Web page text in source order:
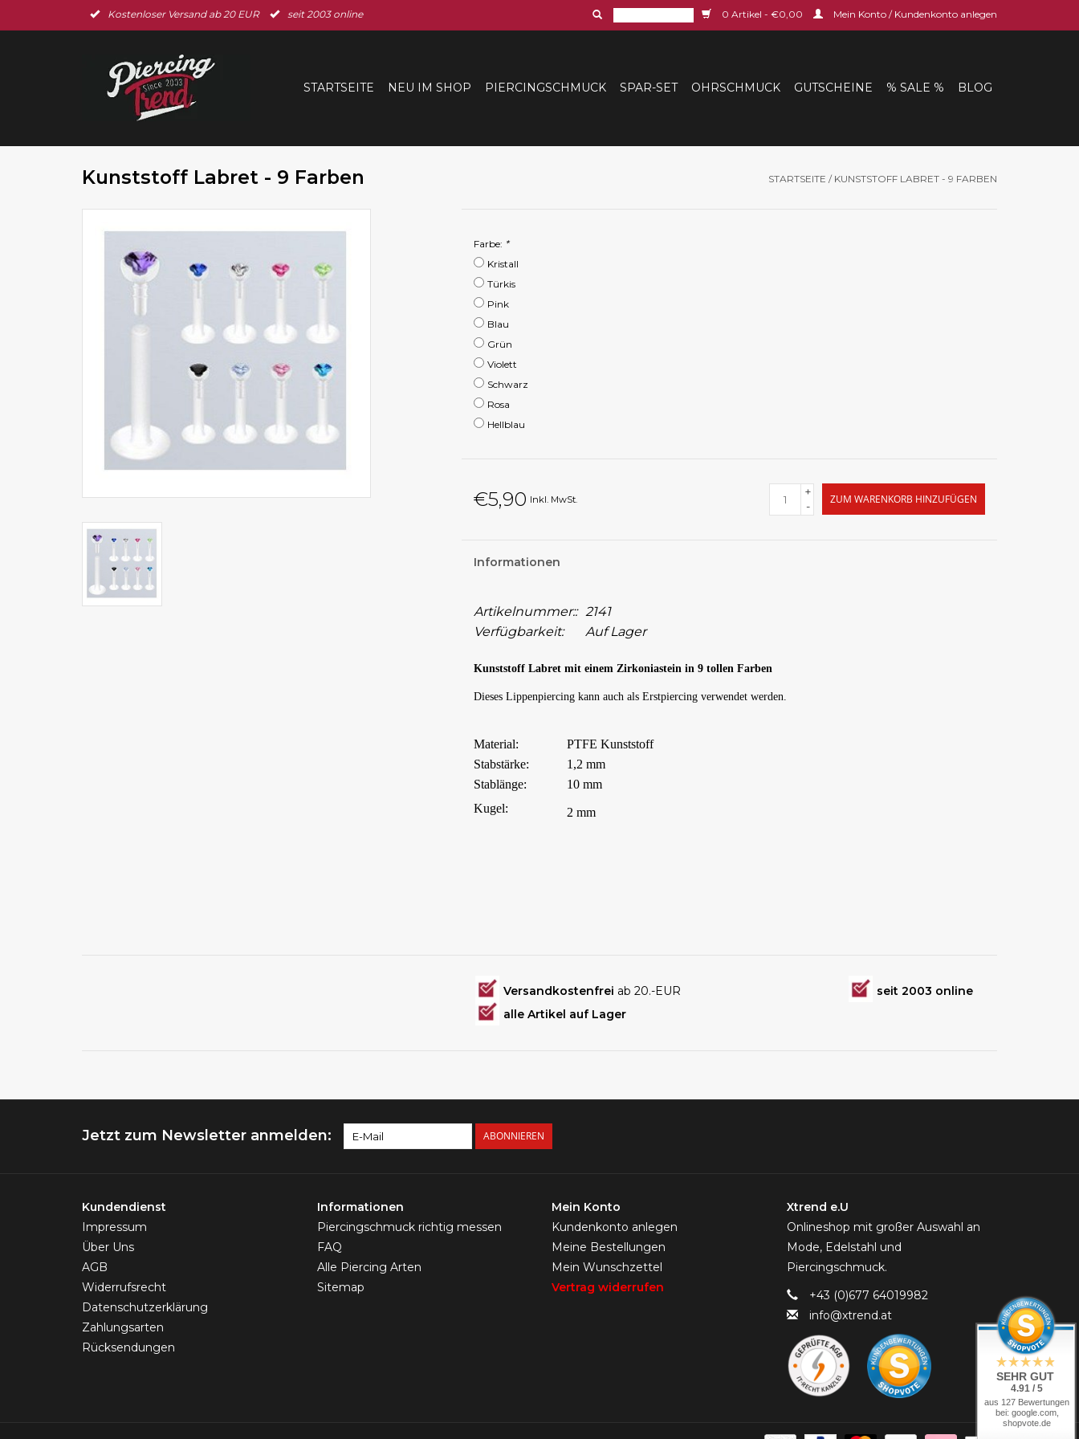
Kostenloser Versand ab 20 EUR seit 2003 online 0 Artikel - €0,00 Mein Konto / Kundenkonto anlegen
STARTSEITE NEU IM SHOP PIERCINGSCHMUCK SPAR-SET OHRSCHMUCK GUTSCHEINE % SALE % BLOG
Kunststoff Labret - 9 Farben STARTSEITE / KUNSTSTOFF LABRET - 9 FARBEN
Farbe: *
Kristall
Türkis
Pink
Blau
Grün
Violett
Schwarz
Rosa
Hellblau
€5,90 Inkl. MwSt.
+
-
ZUM WARENKORB HINZUFÜGEN
Informationen
Artikelnummer:: 2141
Verfügbarkeit:
Auf Lager
Kunststoff Labret mit einem Zirkoniastein in 9 tollen Farben
Dieses Lippenpiercing kann auch als Erstpiercing verwendet werden.
Material:
PTFE Kunststoff
Stabstärke:
1,2 mm
Stablänge:
10 mm
Kugel:
2 mm
Versandkostenfrei ab 20.-EUR
seit 2003 online
alle Artikel auf Lager
Jetzt zum Newsletter anmelden: ABONNIEREN
Kundendienst
Impressum
Über Uns
AGB
Widerrufsrecht
Datenschutzerklärung
Zahlungsarten
Rücksendungen
Informationen
Piercingschmuck richtig messen
FAQ
Alle Piercing Arten
Sitemap
Mein Konto
Kundenkonto anlegen
Meine Bestellungen
Mein Wunschzettel
Vertrag widerrufen
Xtrend e.U
Onlineshop mit großer Auswahl an
Mode, Edelstahl und
Piercingschmuck.
+43 (0)677 64019982
info@xtrend.at
SEHR GUT
4.91 / 5
aus 127 Bewertungen
bei: google.com,
shopvote.de